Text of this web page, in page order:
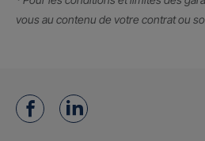
vous au contenu de votre contrat ou